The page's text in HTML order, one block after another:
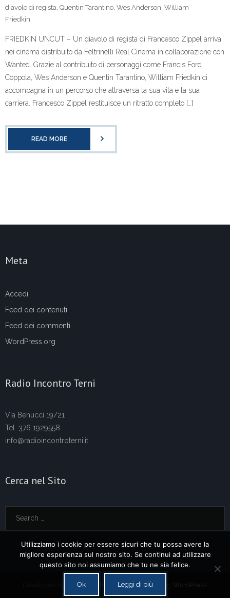
diavolo di regista Quentin Tarantino Wes Anderson William
Friedkin
FRIEDKIN UNCUT – Un diavolo di regista di Francesco Zippel arriva
nei cinema distribuito da Feltrinelli Real Cinema in collaborazione con
Wanted. Grazie al contribuito di personaggi come Francis Ford
Coppola, Wes Anderson e Quentin Tarantino, William Friedkin ci
accompagna in un percorso che attraversa la sua vita e la sua
carriera. Francesco Zippel restituisce un ritratto completo […]
READ MORE
Meta
Accedi
Feed dei contenuti
Feed dei commenti
WordPress.org
Radio Incontro Terni
Via Benucci 19/21
Tel. 376 1929558
info@radioincontroterni.it
Cerca nel Sito
Think Up Themes Ltd. Powered by WordPress
Utilizziamo i cookie per essere sicuri che tu possa avere la
migliore esperienza sul nostro sito. Se continui ad utilizzare
questo sito noi assumiamo che tu ne sia felice.
Ok Leggi di più